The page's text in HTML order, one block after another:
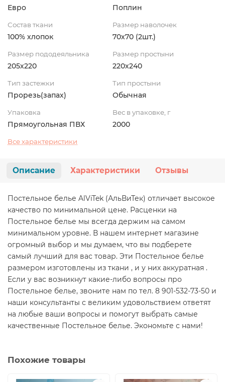
Евро Поплин
Состав ткани
100% хлопок
Размер наволочек
70х70 (2шт.)
Размер пододеяльника
205х220
Размер простыни
220х240
Тип застежки
Прорезь(запах)
Тип простыни
Обычная
Упаковка
Прямоугольная ПВХ
Вес в упаковке, г
2000
Все характеристики
Описание Характеристики Отзывы
Постельное белье AlViTek (АльВиТек) отличает высокое
качество по минимальной цене. Расценки на
Постельное белье мы всегда держим на самом
минимальном уровне. В нашем интернет магазине
огромный выбор и мы думаем, что вы подберете
самый лучший для вас товар. Эти Постельное белье
размером изготовлены из ткани , и у них аккуратная .
Если у вас возникнут какие-либо вопросы про
Постельное белье, звоните нам по тел. 8 901-532-73-50 и
наши консультанты с великим удовольствием ответят
на любые ваши вопросы и помогут выбрать самые
качественные Постельное белье. Экономьте с нами!
Похожие товары